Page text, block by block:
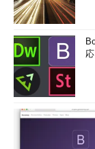
の対処方法
Windows
修正プロ
スクの空き
「